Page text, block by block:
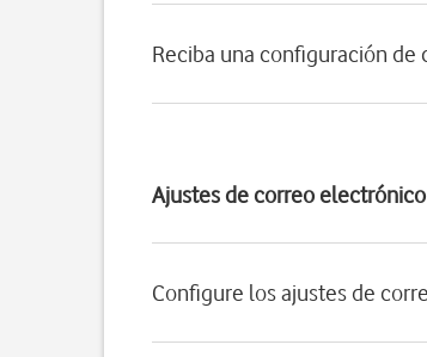
Reciba una configuración
Ajustes de correo
Configure los ajustes de